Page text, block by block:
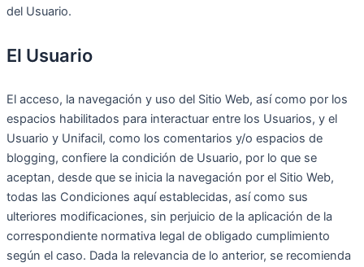
del Usuario.
El Usuario
El acceso, la navegación y uso del Sitio Web, así como por los
espacios habilitados para interactuar entre los Usuarios, y el
Usuario y Unifacil, como los comentarios y/o espacios de
blogging, confiere la condición de Usuario, por lo que se
aceptan, desde que se inicia la navegación por el Sitio Web,
todas las Condiciones aquí establecidas, así como sus
ulteriores modificaciones, sin perjuicio de la aplicación de la
correspondiente normativa legal de obligado cumplimiento
según el caso. Dada la relevancia de lo anterior, se recomienda